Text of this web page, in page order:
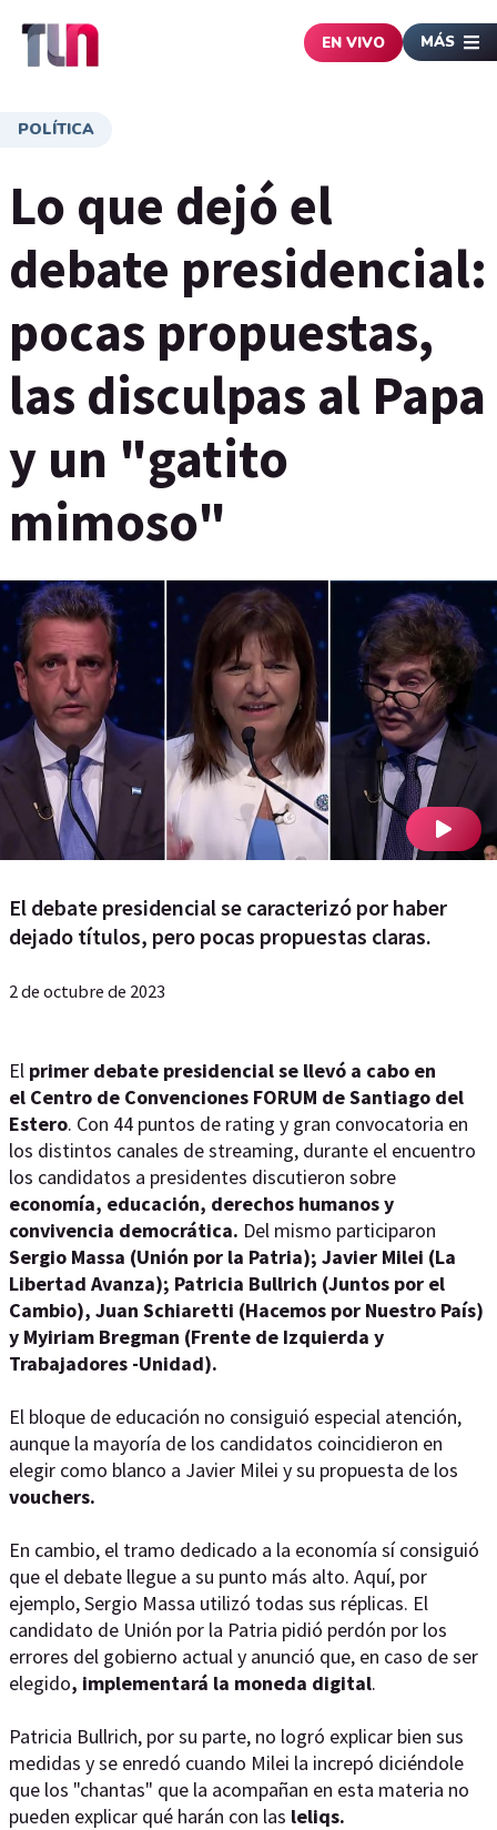
EN VIVO MÁS
POLÍTICA
Lo que dejó el
debate presidencial:
pocas propuestas,
las disculpas al Papa
y un "gatito
mimoso"
El debate presidencial se caracterizó por haber
dejado títulos, pero pocas propuestas claras.
2 de octubre de 2023
El primer debate presidencial se llevó a cabo en
el Centro de Convenciones FORUM de Santiago del
Estero. Con 44 puntos de rating y gran convocatoria en
los distintos canales de streaming, durante el encuentro
los candidatos a presidentes discutieron sobre
economía, educación, derechos humanos y
convivencia democrática. Del mismo participaron
Sergio Massa (Unión por la Patria); Javier Milei (La
Libertad Avanza); Patricia Bullrich (Juntos por el
Cambio), Juan Schiaretti (Hacemos por Nuestro País)
y Myiriam Bregman (Frente de Izquierda y
Trabajadores -Unidad).
El bloque de educación no consiguió especial atención,
aunque la mayoría de los candidatos coincidieron en
elegir como blanco a Javier Milei y su propuesta de los
vouchers.
En cambio, el tramo dedicado a la economía sí consiguió
que el debate llegue a su punto más alto. Aquí, por
ejemplo, Sergio Massa utilizó todas sus réplicas. El
candidato de Unión por la Patria pidió perdón por los
errores del gobierno actual y anunció que, en caso de ser
elegido, implementará la moneda digital.
Patricia Bullrich, por su parte, no logró explicar bien sus
medidas y se enredó cuando Milei la increpó diciéndole
que los "chantas" que la acompañan en esta materia no
pueden explicar qué harán con las leliqs.